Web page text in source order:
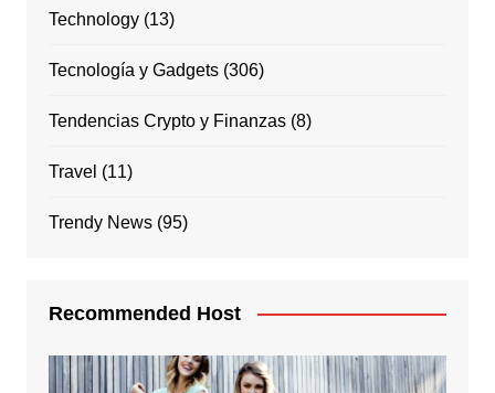
Technology(13)
Tecnología y Gadgets(306)
Tendencias Crypto y Finanzas(8)
Travel (11)
Trendy News(95)
Recommended Host